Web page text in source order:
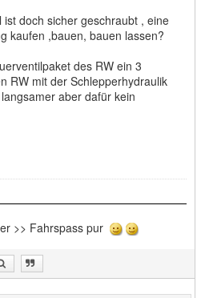
doch sicher geschraubt , eine
kaufen ,bauen, bauen lassen?
des RW ein 3
RW mit der Schlepperhydraulik
aber dafür kein
>> Fahrspass pur